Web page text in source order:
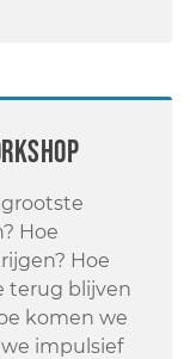
Hoe
Hoe
terug blijven
komen we
impulsief